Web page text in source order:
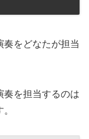
奏をどなたが担当
奏を担当するのは